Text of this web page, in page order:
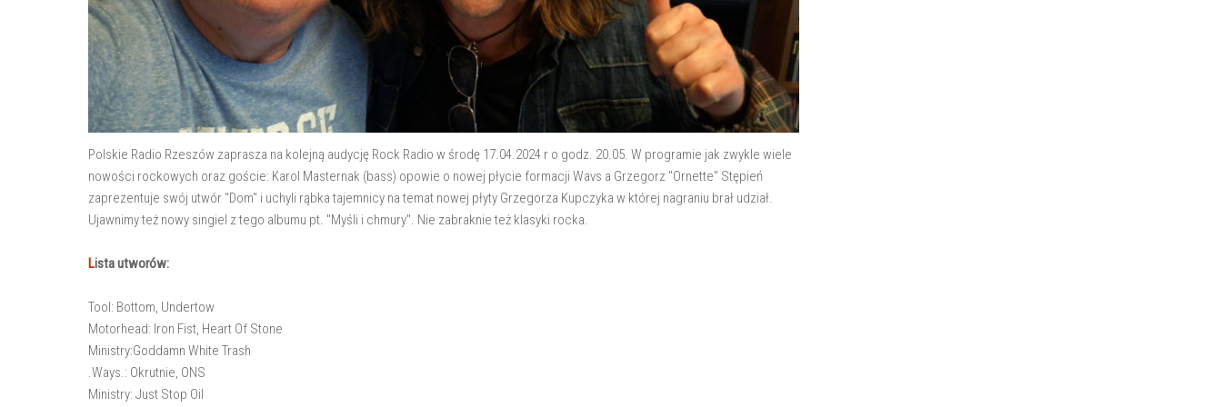
Polskie Radio Rzeszów zaprasza na kolejną audycję Rock Radio w środę 17.04.2024 r o godz. 20.05. W programie jak zwykle wiele
nowości rockowych oraz goście: Karol Masternak (bass) opowie o nowej płycie formacji Wavs a Grzegorz "Ornette" Stępień
zaprezentuje swój utwór "Dom" i uchyli rąbka tajemnicy na temat nowej płyty Grzegorza Kupczyka w której nagraniu brał udział.
Ujawnimy też nowy singiel z tego albumu pt. "Myśli i chmury". Nie zabraknie też klasyki rocka.
Lista utworów:
Tool: Bottom, Undertow
Motorhead: Iron Fist, Heart Of Stone
Ministry:Goddamn White Trash
.Ways.: Okrutnie, ONS
Ministry: Just Stop Oil